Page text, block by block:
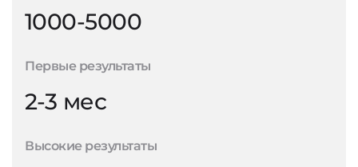
1000-5000
Первые результаты
2-3 мес
Высокие результаты